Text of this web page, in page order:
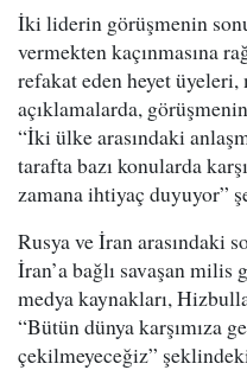
İki liderin görüşmenin
vermekten kaçınmasına
refakat eden heyet üyeleri,
açıklamalarda,
“İki ülke arasındaki
tarafta bazı konularda
zamana ihtiyaç duyuyor”
Rusya ve İran arasındaki
İran’a bağlı savaşan
medya kaynakları,
“Bütün dünya karşımıza
çekilmeyeceğiz”